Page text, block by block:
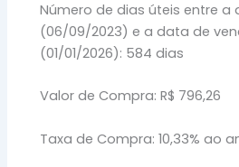
Número de dias úteis entre
(06/09/2023) e a data de
(01/01/2026): 584 dias
Valor de Compra: R$ 796,26
Taxa de Compra: 10,33% ao